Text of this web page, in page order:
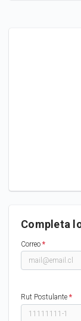
Completa
Correo *
Rut Postulante *